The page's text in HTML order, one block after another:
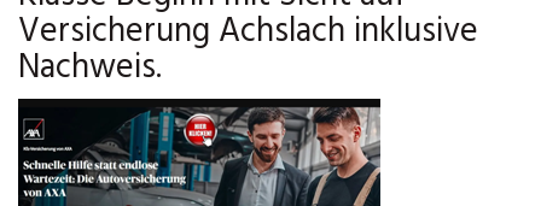
Versicherung Achslach inklusive
Nachweis.